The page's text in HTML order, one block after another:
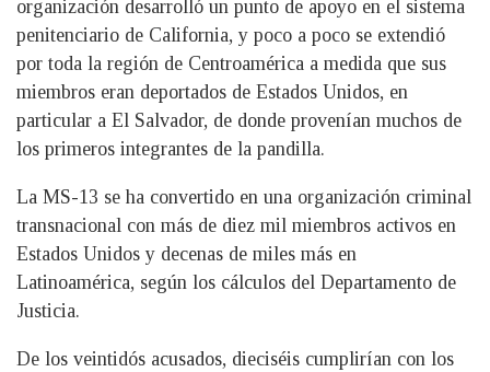
organización desarrolló un punto de apoyo en el sistema
penitenciario de California, y poco a poco se extendió
por toda la región de Centroamérica a medida que sus
miembros eran deportados de Estados Unidos, en
particular a El Salvador, de donde provenían muchos de
los primeros integrantes de la pandilla.
La MS-13 se ha convertido en una organización criminal
transnacional con más de diez mil miembros activos en
Estados Unidos y decenas de miles más en
Latinoamérica, según los cálculos del Departamento de
Justicia.
De los veintidós acusados, dieciséis cumplirían con los